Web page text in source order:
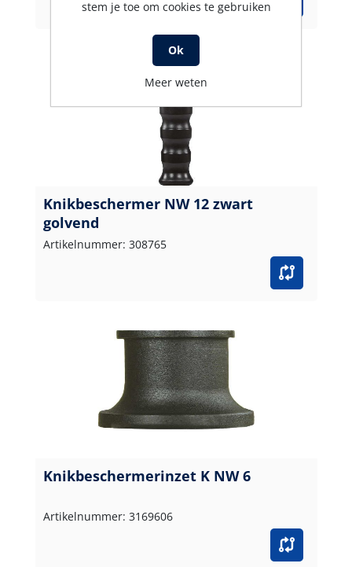
Knikbeschermer NW 12 zwart
golvend
Artikelnummer: 308765
Knikbeschermerinzet K NW 6
Artikelnummer: 3169606
stem je toe om cookies te gebruiken
Ok
Meer weten